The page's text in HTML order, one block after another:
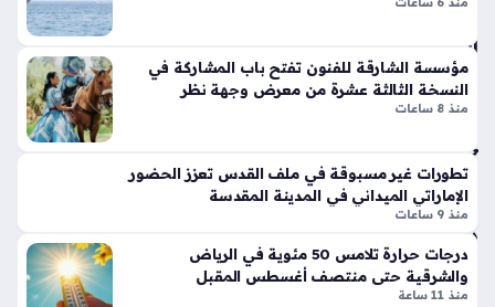
نتا
ل
ج
ي
س
وبر
سب
ورت
س
تك
الي
وم
الو
طن
ي
منذ
4
دقا
ئق
تج
مؤسسة الشارقة للفنون تفتح باب المشاركة في
النسخة الثالثة عشرة من معرض وجهة نظر
منذ 8 ساعات
تطورات غير مسبوقة في ملف القدس تعزز الحضور
الإماراتي الميداني في المدينة المقدسة
منذ 9 ساعات
درجات حرارة تلامس 50 مئوية في الرياض
والشرقية حتى منتصف أغسطس المقبل
منذ 11 ساعة